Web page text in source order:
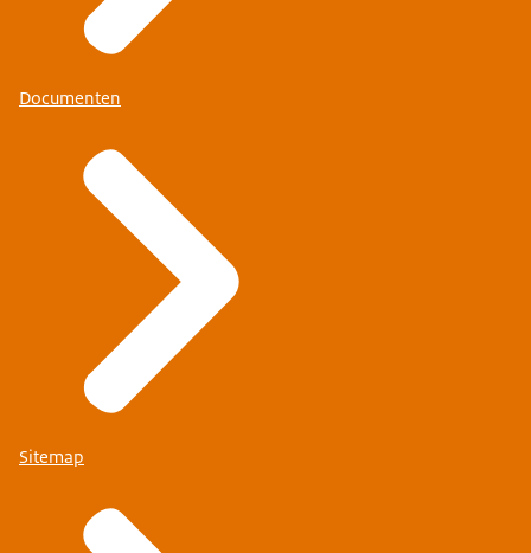
Documenten
Sitemap